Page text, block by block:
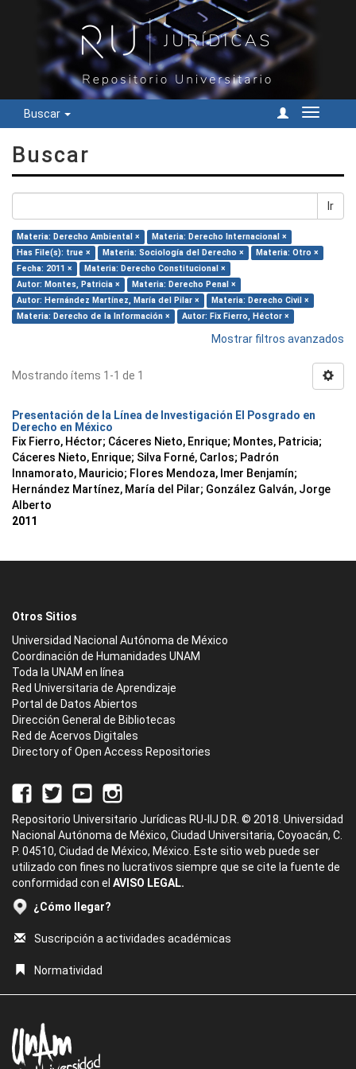
Buscar
Cambiar
Buscar
Ir
Materia: Derecho Ambiental ×
Materia: Derecho Internacional ×
Has File(s): true ×
Materia: Sociología del Derecho ×
Materia: Otro ×
Fecha: 2011 ×
Materia: Derecho Constitucional ×
Autor: Montes, Patricia ×
Materia: Derecho Penal ×
Autor: Hernández Martínez, María del Pilar ×
Materia: Derecho Civil ×
Materia: Derecho de la Información ×
Autor: Fix Fierro, Héctor ×
Mostrar filtros avanzados
Mostrando ítems 1-1 de 1
Presentación de la Línea de Investigación El Posgrado en
Derecho en México
Fix Fierro, Héctor; Cáceres Nieto, Enrique; Montes, Patricia;
Cáceres Nieto, Enrique; Silva Forné, Carlos; Padrón
Innamorato, Mauricio; Flores Mendoza, Imer Benjamín;
Hernández Martínez, María del Pilar; González Galván, Jorge
Alberto
2011
Otros Sitios
Universidad Nacional Autónoma de México
Coordinación de Humanidades UNAM
Toda la UNAM en línea
Red Universitaria de Aprendizaje
Portal de Datos Abiertos
Dirección General de Bibliotecas
Red de Acervos Digitales
Directory of Open Access Repositories
Repositorio Universitario Jurídicas RU-IIJ D.R. © 2018. Universidad
Nacional Autónoma de México, Ciudad Universitaria, Coyoacán, C.
P. 04510, Ciudad de México, México. Este sitio web puede ser
utilizado con fines no lucrativos siempre que se cite la fuente de
conformidad con el AVISO LEGAL.
¿Cómo llegar?
Suscripción a actividades académicas
Normatividad